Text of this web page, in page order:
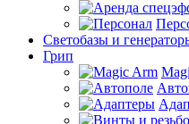
Светобазы и
Грип